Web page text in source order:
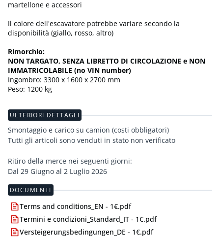
martellone e accessori
Il colore dell'escavatore potrebbe variare secondo la
disponibilità (giallo, rosso, altro)
Rimorchio:
NON TARGATO, SENZA LIBRETTO DI CIRCOLAZIONE e NON
IMMATRICOLABILE (no VIN number)
Ingombro: 3300 x 1600 x 2700 mm
Peso: 1200 kg
ULTERIORI DETTAGLI
Smontaggio e carico su camion (costi obbligatori)
Tutti gli articoli sono venduti in stato non verificato
Ritiro della merce nei seguenti giorni:
Dal 29 Giugno al 2 Luglio 2026
DOCUMENTI
Terms and conditions_EN - 1€.pdf
Termini e condizioni_Standard_IT - 1€.pdf
Versteigerungsbedingungen_DE - 1€.pdf